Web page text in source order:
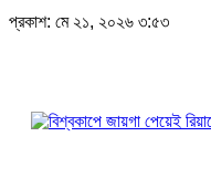
প্রকাশ: মে ২১, ২০২৬ ৩:৫৩